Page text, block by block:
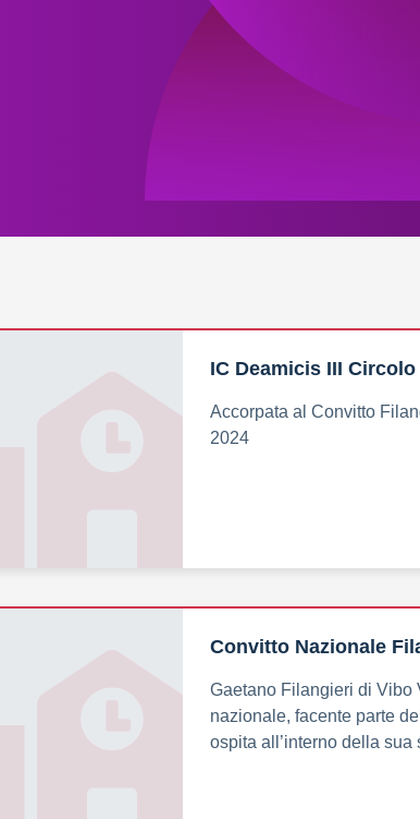
IC Deamicis III Circolo
Accorpata al Convitto
2024
Convitto Nazionale
Gaetano Filangieri di Vibo
nazionale, facente parte
ospita all’interno della sua